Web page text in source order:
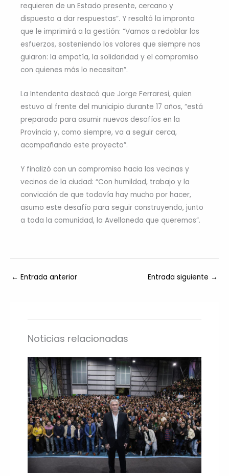
requieren de un Estado presente, cercano y
dispuesto a dar respuestas”. Y resaltó la impronta
que le imprimirá a la gestión: “Vamos a redoblar los
esfuerzos, sosteniendo los valores que siempre nos
guiaron: la empatía, la solidaridad y el compromiso
con quienes más lo necesitan”.
La Intendenta destacó que Jorge Ferraresi, quien
estuvo al frente del municipio durante 17 años, “está
preparado para asumir nuevos desafíos en la
Provincia y, como siempre, va a seguir cerca,
acompañando este proyecto”.
Y finalizó con un compromiso hacia las vecinas y
vecinos de la ciudad: “Con humildad, trabajo y la
convicción de que todavía hay mucho por hacer,
asumo este desafío para seguir construyendo, junto
a toda la comunidad, la Avellaneda que queremos”.
← Entrada anterior Entrada siguiente →
Noticias relacionadas